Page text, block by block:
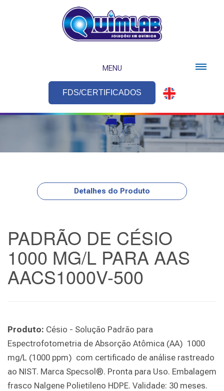
MENU
FDS/CERTIFICADOS
Detalhes do Produto
PADRÃO DE CÉSIO
1000 MG/L PARA AAS
AACS1000V-500
Produto: Césio - Solução Padrão para
Espectrofotometria de Absorção Atômica (AA) 1000
mg/L (1000 ppm) com certificado de análise rastreado
ao NIST. Marca Specsol®. Pronta para Uso. Embalagem
frasco Nalgene Polietileno HDPE. Validade: 30 meses.